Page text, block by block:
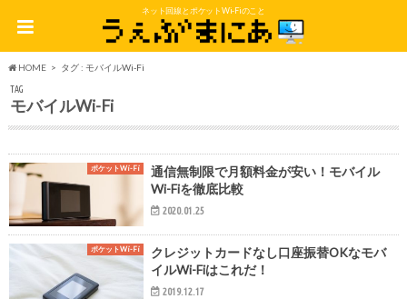
ネット回線とポケットWi-Fiのこと
HOME タグ : モバイルWi-Fi
TAG
モバイルWi-Fi
ポケットWi-Fi
通信無制限で月額料金が安い！モバイル
Wi-Fiを徹底比較
2020.01.25
ポケットWi-Fi
クレジットカードなし口座振替OKなモバ
イルWi-Fiはこれだ！
2019.12.17